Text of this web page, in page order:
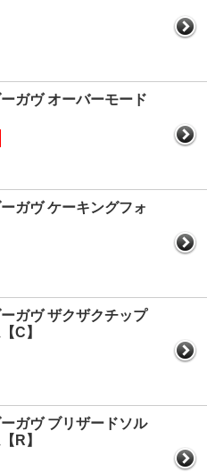
ガヴ オーバーモード
ガヴ ケーキングフォ
ガヴ ザクザクチップ
C】
ガヴ ブリザードソル
R】